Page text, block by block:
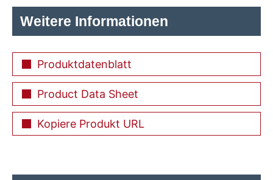
Weitere Informationen
Produktdatenblatt
Product Data Sheet
Kopiere Produkt URL